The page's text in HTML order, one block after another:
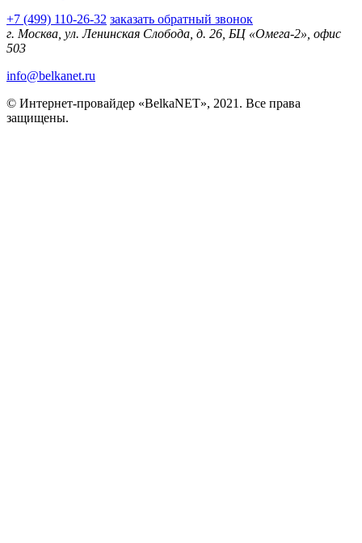
+7 (499) 110-26-32 заказать обратный звонок
г. Москва, ул. Ленинская Слобода, д. 26, БЦ «Омега-2», офис
503
info@belkanet.ru
© Интернет-провайдер «BelkaNET», 2021. Все права
защищены.